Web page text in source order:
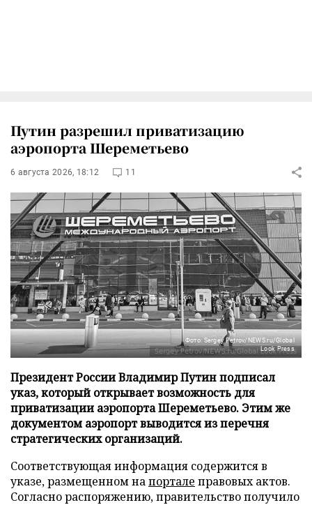
Путин разрешил приватизацию
аэропорта Шереметьево
6 августа 2026, 18:12 11
Фото: Sergey Petrov/NEWS.ru/Global
Look Press
Президент России Владимир Путин подписал
указ, который открывает возможность для
приватизации аэропорта Шереметьево. Этим же
документом аэропорт выводится из перечня
стратегических организаций.
Соответствующая информация содержится в
указе, размещенном напортале правовых актов.
Согласно распоряжению, правительство получило